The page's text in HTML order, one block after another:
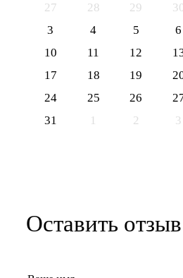
27 28 29
3
4 5 6
10
11 12
17
18 19
24
25 26
31
1 2 3
Оставить отзыв